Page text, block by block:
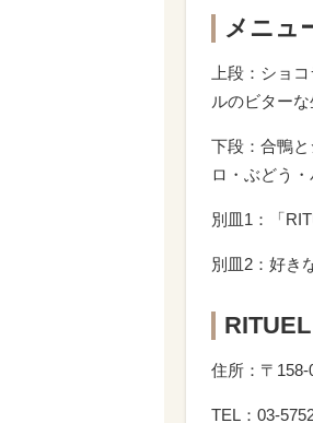
メニュ
上段：ショ
ルのビター
下段：合鴨
ロ・ぶどう・
別皿1：「
別皿2：好き
住所：〒
TEL：03-